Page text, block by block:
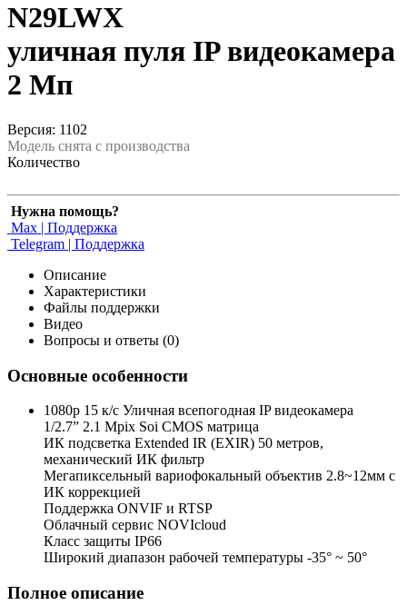
N29LWX
уличная пуля IP видеокамера
2 Мп
Версия: 1102
Модель снята с производства
Количество
Нужна помощь?
Max | Поддержка
Telegram | Поддержка
Описание
Характеристики
Файлы поддержки
Видео
Вопросы и ответы (0)
Основные особенности
1080p 15 к/с Уличная всепогодная IP видеокамера
1/2.7” 2.1 Mpix Soi CMOS матрица
ИК подсветка Extended IR (EXIR) 50 метров,
механический ИК фильтр
Мегапиксельный вариофокальный объектив 2.8~12мм c
ИК коррекцией
Поддержка ONVIF и RTSP
Облачный сервис NOVIcloud
Класс защиты IP66
Широкий диапазон рабочей температуры -35° ~ 50°
Полное описание